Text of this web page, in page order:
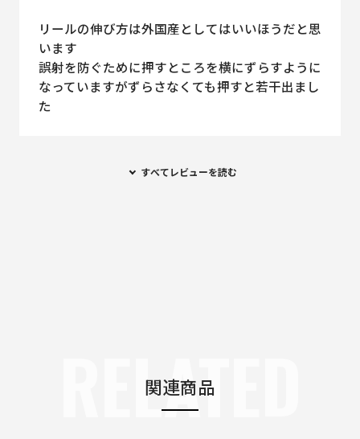
リールの伸び方は外国産としてはいいほうだと思
います
誤射を防ぐために押すところを横にずらすように
なっていますがずらさなくても押すと若干出まし
た
すべてレビューを読む
関連商品
RELATED